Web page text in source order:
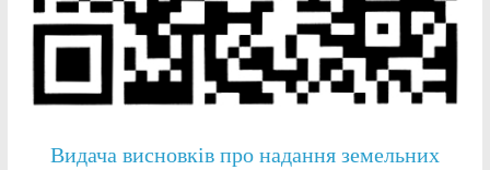
Видача висновків про надання земельних